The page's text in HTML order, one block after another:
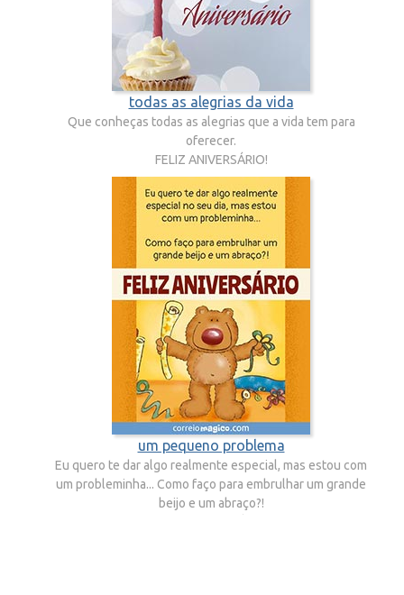
todas as alegrias da vida
Que conheças todas as alegrias que a vida tem para
oferecer.
FELIZ ANIVERSÁRIO!
um pequeno problema
Eu quero te dar algo realmente especial, mas estou com
um probleminha... Como faço para embrulhar um grande
beijo e um abraço?!